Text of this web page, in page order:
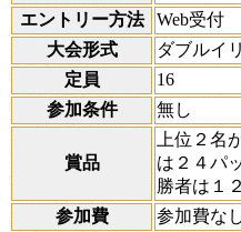
エントリー方法
Web受付
大会形式
ダブルイ
定員
16
参加条件
無し
賞品
上位２名
は２４パ
勝者は１
参加費
参加費な